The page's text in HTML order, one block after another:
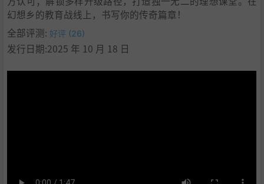
幻想乡的教育战线上，书写你的传奇篇章！
全部评测: 好评 (26)
发行日期:2025 年 10 月 18 日